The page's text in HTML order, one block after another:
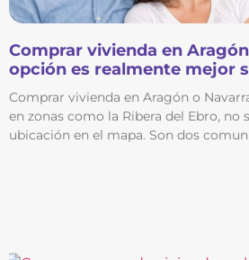
Comprar vivienda en
opción es realmente mejor
Comprar vivienda en Aragón o
en zonas como la Ribera del Ebro, no
ubicación en el mapa. Son dos